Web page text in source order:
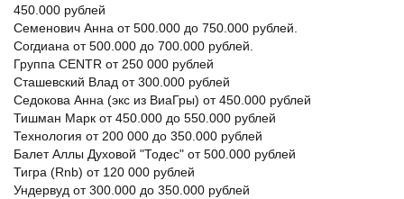
450.000 рублей
Семенович Анна от 500.000 до 750.000 рублей.
Согдиана от 500.000 до 700.000 рублей.
Группа CENTR от 250 000 рублей
Сташевский Влад от 300.000 рублей
Седокова Анна (экс из ВиаГры) от 450.000 рублей
Тишман Марк от 450.000 до 550.000 рублей
Технология от 200 000 до 350.000 рублей
Балет Аллы Духовой "Тодес" от 500.000 рублей
Тигра (Rnb) от 120 000 рублей
Ундервуд от 300.000 до 350.000 рублей